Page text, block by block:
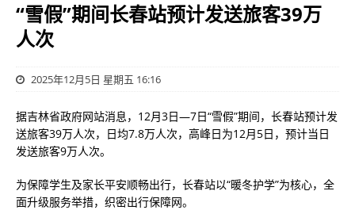
“雪假”期间长春站预计发送旅客39万
人次
2025年12月5日 星期五 16:16
据吉林省政府网站消息，12月3日—7日“雪假”期间，长春站预计发
送旅客39万人次，日均7.8万人次，高峰日为12月5日，预计当日
发送旅客9万人次。
为保障学生及家长平安顺畅出行，长春站以“暖冬护学”为核心，全
面升级服务举措，织密出行保障网。